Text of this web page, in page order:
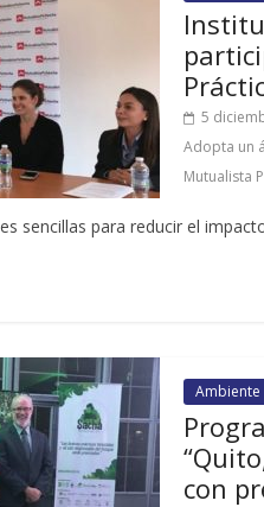
5
Adopta un
Mutualista
sencillas para reducir el
Ambiente
con